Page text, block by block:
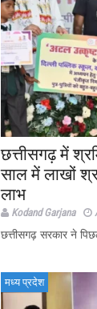
छत्तीसगढ़ में
साल में लाखों
लाभ
Kodand Garjana
छत्तीसगढ़ सरकार ने
मध्य प्रदेश